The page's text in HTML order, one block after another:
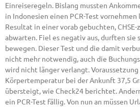
Einreiseregeln. Bislang mussten
in Indonesien einen PCR-Test vornehmen
Resultat in einer vorab gebuchten,
abwarten. Fiel es negativ aus, durften sie
bewegen. Dieser Test und die damit
nicht mehr notwendig, auch die
wird nicht länger verlangt. Voraussetzung
Körpertemperatur bei der Ankunft 37,5
übersteigt, wie Check24 berichtet.
ein PCR-Test fällig. Von nun an müssen